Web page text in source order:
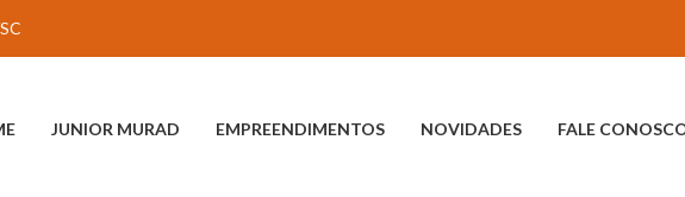
JUNIOR MURAD EMPREENDIMENTOS NOVIDADES FALE